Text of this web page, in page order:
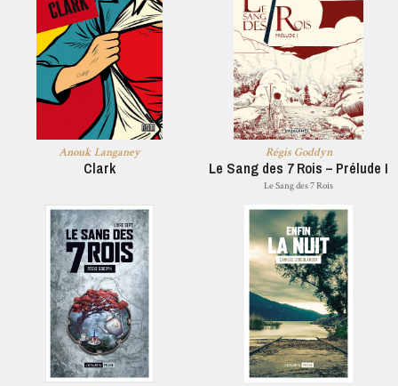
Anouk Langaney
Clark
Régis Goddyn
Le Sang des 7 Rois – Prélude I
Le Sang des 7 Rois